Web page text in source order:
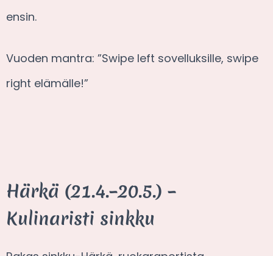
ensin.
Vuoden mantra: ”Swipe left sovelluksille, swipe
right elämälle!”
Härkä (21.4.–20.5.) –
Kulinaristi sinkku